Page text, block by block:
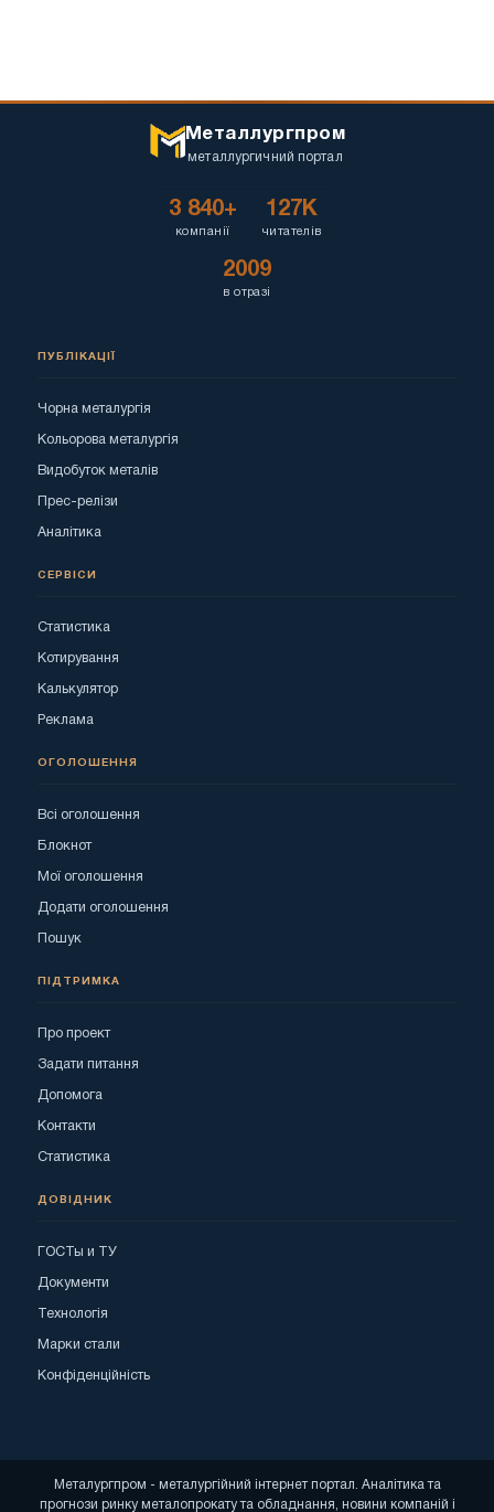
Металлургпром
металлургичний портал
3 840+
компанії
127K
читателів
2009
в отразі
ПУБЛІКАЦІЇ
Чорна металургія
Кольорова металургія
Видобуток металів
Прес-релізи
Аналітика
СЕРВІСИ
Статистика
Котирування
Калькулятор
Реклама
ОГОЛОШЕННЯ
Всі оголошення
Блокнот
Мої оголошення
Додати оголошення
Пошук
ПІДТРИМКА
Про проект
Задати питання
Допомога
Контакти
Статистика
ДОВІДНИК
ГОСТы и ТУ
Документи
Технологія
Марки стали
Конфіденційність
Металургпром - металургійний інтернет портал. Аналітика та
прогнози ринку металопрокату та обладнання, новини компаній і